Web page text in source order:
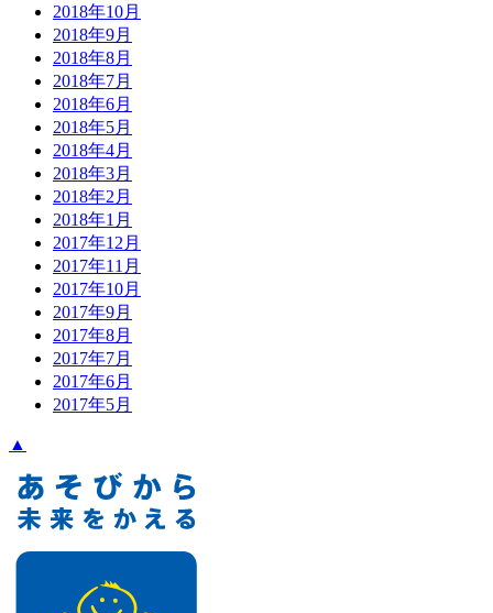
2018年10月
2018年9月
2018年8月
2018年7月
2018年6月
2018年5月
2018年4月
2018年3月
2018年2月
2018年1月
2017年12月
2017年11月
2017年10月
2017年9月
2017年8月
2017年7月
2017年6月
2017年5月
▲